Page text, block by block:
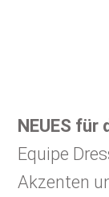
NEUES für
Equipe
Akzenten